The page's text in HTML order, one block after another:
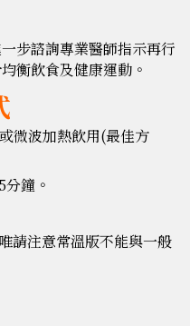
步諮詢專業醫師指示再行
衡飲食及健康運動。
微波加熱飲用(最佳方
鐘。
請注意常溫版不能與一般